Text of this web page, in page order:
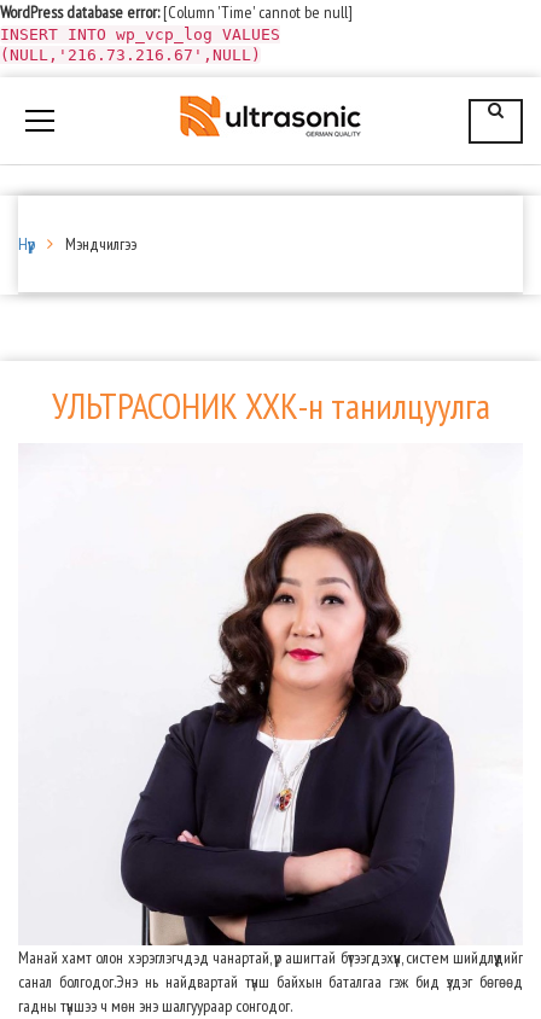
WordPress database error:[Column 'Time' cannot be null]
INSERT INTO wp_vcp_log VALUES
(NULL,'216.73.216.67',NULL)
Нүүр Мэндчилгээ
УЛЬТРАСОНИК ХХК-н танилцуулга
Манай хамт олон хэрэглэгчдэд чанартай, үр ашигтай бүтээгдэхүүн, систем шийдлүүдийг
санал болгодог.Энэ нь найдвартай түнш байхын баталгаа гэж бид үздэг бөгөөд
гадны түншээ ч мөн энэ шалгуураар сонгодог.